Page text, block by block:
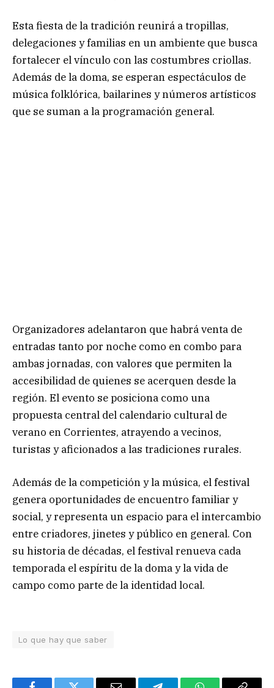
Esta fiesta de la tradición reunirá a tropillas,
delegaciones y familias en un ambiente que busca
fortalecer el vínculo con las costumbres criollas.
Además de la doma, se esperan espectáculos de
música folklórica, bailarines y números artísticos
que se suman a la programación general.
Organizadores adelantaron que habrá venta de
entradas tanto por noche como en combo para
ambas jornadas, con valores que permiten la
accesibilidad de quienes se acerquen desde la
región. El evento se posiciona como una
propuesta central del calendario cultural de
verano en Corrientes, atrayendo a vecinos,
turistas y aficionados a las tradiciones rurales.
Además de la competición y la música, el festival
genera oportunidades de encuentro familiar y
social, y representa un espacio para el intercambio
entre criadores, jinetes y público en general. Con
su historia de décadas, el festival renueva cada
temporada el espíritu de la doma y la vida de
campo como parte de la identidad local.
Lo que hay que saber